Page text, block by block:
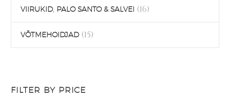
VIIRUKID, PALO SANTO & SALVEI (16)
VÕTMEHOIDJAD (15)
FILTER BY PRICE